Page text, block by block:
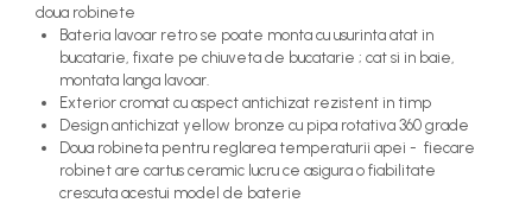
doua robinete
Bateria lavoar retro se poate monta cu usurinta atat in
bucatarie, fixate pe chiuveta de bucatarie ; cat si in baie,
montata langa lavoar.
Exterior cromat cu aspect antichizat rezistent in timp
Design antichizat yellow bronze cu pipa rotativa 360 grade
Doua robineta pentru reglarea temperaturii apei - fiecare
robinet are cartus ceramic lucru ce asigura o fiabilitate
crescuta acestui model de baterie